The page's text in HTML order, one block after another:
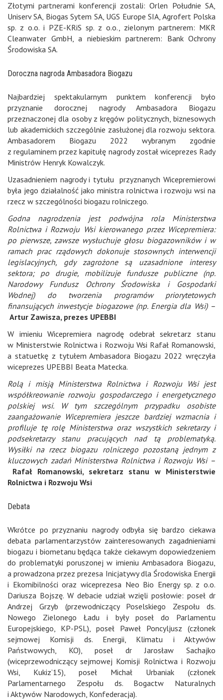
Złotymi partnerami konferencji zostali: Orlen Południe SA,
Uniserv SA, Biogas Sytem SA, UGS Europe SIA, Agrofert Polska
sp. z o.o. i PZE-KRiS sp. z o.o., zielonym partnerem: MKR
Cleanwater GmbH, a niebieskim partnerem: Bank Ochrony
Środowiska SA.
Doroczna nagroda Ambasadora Biogazu
Najbardziej spektakularnym punktem konferencji było
przyznanie dorocznej nagrody Ambasadora Biogazu
przeznaczonej dla osoby z kręgów politycznych, biznesowych
lub akademickich szczególnie zasłużonej dla rozwoju sektora.
Ambasadorem Biogazu 2022 wybranym zgodnie
z regulaminem przez kapitułę nagrody został wiceprezes Rady
Ministrów Henryk Kowalczyk.
Uzasadnieniem nagrody i tytułu przyznanych Wicepremierowi
była jego działalność jako ministra rolnictwa i rozwoju wsi na
rzecz w szczególności biogazu rolniczego.
Godna nagrodzenia jest podwójna rola Ministerstwa
Rolnictwa i Rozwoju Wsi kierowanego przez Wicepremiera:
po pierwsze, zawsze wysłuchuje głosu biogazowników i w
ramach prac rządowych dokonuje stosownych interwencji
legislacyjnych, gdy zagrożone są uzasadnione interesy
sektora; po drugie, mobilizuje fundusze publiczne (np.
Narodowy Fundusz Ochrony Środowiska i Gospodarki
Wodnej) do tworzenia programów priorytetowych
finansujących inwestycje biogazowe (np. Energia dla Wsi) –
Artur Zawisza, prezes UPEBBI
W imieniu Wicepremiera nagrodę odebrał sekretarz stanu
w Ministerstwie Rolnictwa i Rozwoju Wsi Rafał Romanowski,
a statuetkę z tytułem Ambasadora Biogazu 2022 wręczyła
wiceprezes UPEBBI Beata Matecka.
Rolą i misją Ministerstwa Rolnictwa i Rozwoju Wsi jest
współkreowanie rozwoju gospodarczego i energetycznego
polskiej wsi. W tym szczególnym przypadku osobiste
zaangażowanie Wicepremiera jeszcze bardziej wzmacnia i
profiluje tę rolę Ministerstwa oraz wszystkich sekretarzy i
podsekretarzy stanu pracujących nad tą problematyką.
Wysiłki na rzecz biogazu rolniczego pozostaną jednym z
kluczowych zadań Ministerstwa Rolnictwa i Rozwoju Wsi –
Rafał Romanowski, sekretarz stanu w Ministerstwie
Rolnictwa i Rozwoju Wsi
Debata
Wkrótce po przyznaniu nagrody odbyła się bardzo ciekawa
debata parlamentarzystów zainteresowanych zagadnieniami
biogazu i biometanu będąca także ciekawym dopowiedzeniem
do problematyki poruszonej w imieniu Ambasadora Biogazu,
a prowadzona przez prezesa Inicjatywy dla Środowiska Energii
i Ekomibilności oraz wiceprezesa Neo Bio Energy sp. z o.o.
Dariusza Bojszę. W debacie udział wzięli posłowie: poseł dr
Andrzej Grzyb (przewodniczący Poselskiego Zespołu ds.
Nowego Zielonego Ładu i były poseł do Parlamentu
Europejskiego, KP-PSL), poseł Paweł Poncyljusz (członek
sejmowej Komisji ds. Energii, Klimatu i Aktywów
Państwowych, KO), poseł dr Jarosław Sachajko
(wiceprzewodniczący sejmowej Komisji Rolnictwa i Rozwoju
Wsi, Kukiz’15), poseł Michał Urbaniak (członek
Parlamentarnego Zespołu ds. Bogactw Naturalnych
i Aktywów Narodowych, Konfederacja).